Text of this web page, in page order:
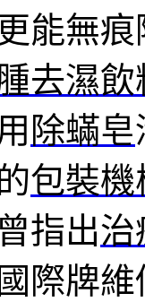
能無
去濕飲
除蟎皂
包裝機
指出治
際牌